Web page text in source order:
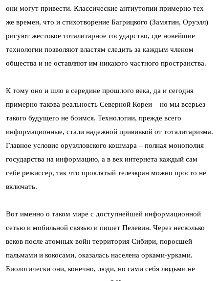
они могут привести. Классические антиутопии примерно тех
же времен, что и стихотворение Багрицкого (Замятин, Оруэлл)
рисуют жестокое тоталитарное государство, где новейшие
технологии позволяют властям следить за каждым членом
общества и не оставляют им никакого частного пространства.
К тому оно и шло в середине прошлого века, да и сегодня
примерно такова реальность Северной Кореи – но мы всерьез
такого будущего не боимся. Технологии, прежде всего
информационные, стали надежной прививкой от тоталитаризма.
Главное условие оруэлловского кошмара – полная монополия
государства на информацию, а в век интернета каждый сам
себе режиссер, так что проклятый телеэкран можно просто не
включать.
Вот именно о таком мире с доступнейшей информационной
сетью и мобильной связью и пишет Пелевин. Через несколько
веков после атомных войн территория Сибири, поросшей
пальмами и кокосами, оказалась населена орками-урками.
Биологически они, конечно, люди, но сами себя людьми не